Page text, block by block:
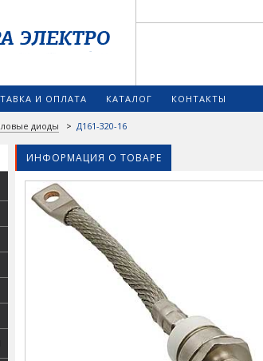
И ОПЛАТА КАТАЛОГ КОНТАКТЫ
диоды > Д161-320-16
ИНФОРМАЦИЯ О ТОВАРЕ